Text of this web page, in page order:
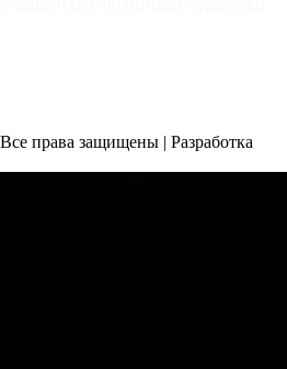
права защищены | Разработка